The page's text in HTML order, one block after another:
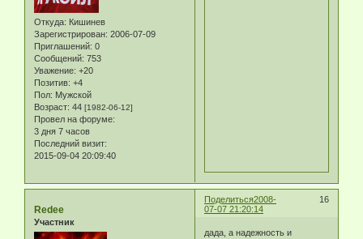
Откуда: Кишинев
Зарегистрирован: 2006-07-09
Приглашений: 0
Сообщений: 753
Уважение: +20
Позитив: +4
Пол: Мужской
Возраст: 44 [1982-06-12]
Провел на форуме:
3 дня 7 часов
Последний визит:
2015-09-04 20:09:40
Поделиться 16
2008-
07-07 21:20:14
Redee
Участник
дада, а надежность и